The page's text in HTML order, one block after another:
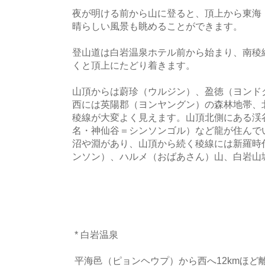
夜が明ける前から山に登ると、頂上から東
晴らしい風景も眺めることができます。
登山道は白岩温泉ホテル前から始まり、南
くと頂上にたどり着きます。
山頂からは蔚珍（ウルジン）、盈徳（ヨン
西には英陽郡（ヨンヤングン）の森林地帯
稜線が大変よく見えます。山頂北側にある
名・神仙谷＝シンソンゴル）など龍が住ん
沼や淵があり、山頂から続く稜線には新羅
ンソン）、ハルメ（おばあさん）山、白岩山
* 白岩温泉
平海邑（ピョンヘウプ）から西へ12kmほど